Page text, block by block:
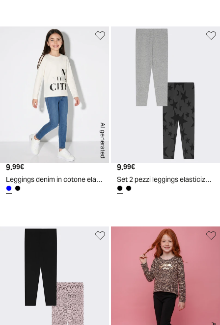
AI generated
Prezzo attuale
9.99€
Leggings denim in cotone elasticizzato - Denim
Prezzo attuale
9.99€
Set 2 pezzi leggings elasticizzati uniti e stampati - Nero-grigio